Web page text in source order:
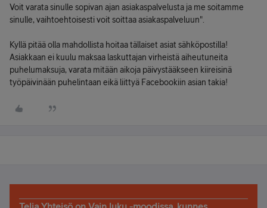
Voit varata sinulle sopivan ajan asiakaspalvelusta ja me soitamme
sinulle, vaihtoehtoisesti voit soittaa asiakaspalveluun".
Kyllä pitää olla mahdollista hoitaa tällaiset asiat sähköpostilla!
Asiakkaan ei kuulu maksaa laskuttajan virheistä aiheutuneita
puhelumaksuja, varata mitään aikoja päivystääkseen kiireisinä
työpäivinään puhelintaan eikä liittyä Facebookiin asian takia!